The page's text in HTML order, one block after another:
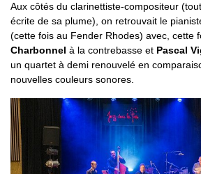
Aux côtés du clarinettiste-compositeur
écrite de sa plume), on retrouvait le
(cette fois au Fender Rhodes) avec, cette
Charbonnel à la contrebasse et Pascal
un quartet à demi renouvelé en
nouvelles couleurs sonores.